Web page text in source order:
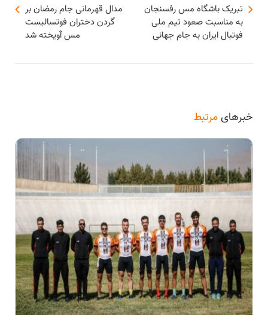
مدال قهرمانی جام رمضان بر
گردن دختران فوتسالیست
مس آویخته شد
تبریک باشگاه مس رفسنجان
به مناسبت صعود تیم ملی
فوتبال ایران به جام جهانی
خبرهایمرتبط